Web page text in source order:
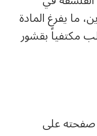
ما يفرغ المادة
مكتفياً بقشور
صفحته على